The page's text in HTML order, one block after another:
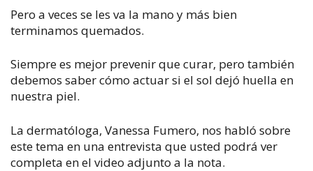
Pero a veces se les va la mano y más bien
terminamos quemados.
Siempre es mejor prevenir que curar, pero también
debemos saber cómo actuar si el sol dejó huella en
nuestra piel.
La dermatóloga, Vanessa Fumero, nos habló sobre
este tema en una entrevista que usted podrá ver
completa en el video adjunto a la nota.